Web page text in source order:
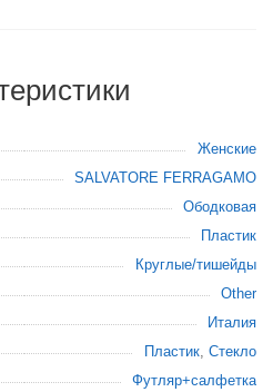
Женские
SALVATORE FERRAGAMO
Ободковая
Пластик
Круглые/тишейды
Other
Италия
Пластик, Стекло
Футляр+салфетка